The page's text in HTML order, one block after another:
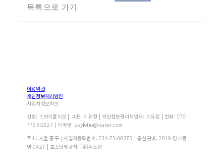
목록으로 가기
이용약관
개인정보처리방침
사업자정보확인
상호: 스카이폴리오 | 대표: 이유정 | 개인정보관리책임자: 이유정 | 전화: 070-
7793-0927 | 이메일: skyfolio@naver.com
주소: 서울 중구 | 사업자등록번호: 234-75-00275 | 통신판매: 2019-경기광
명-0427 | 호스팅제공자: (주)식스샵